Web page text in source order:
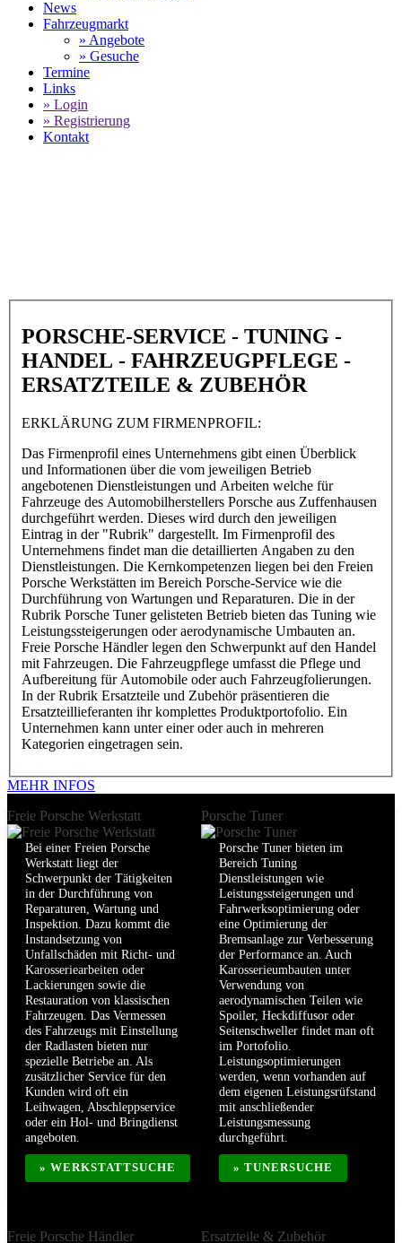
News
Fahrzeugmarkt
» Angebote
» Gesuche
Termine
Links
» Login
» Registrierung
Kontakt
PORSCHE-SERVICE - TUNING -
HANDEL - FAHRZEUGPFLEGE -
ERSATZTEILE & ZUBEHÖR
ERKLÄRUNG ZUM FIRMENPROFIL:
Das Firmenprofil eines Unternehmens gibt einen Überblick
und Informationen über die vom jeweiligen Betrieb
angebotenen Dienstleistungen und Arbeiten welche für
Fahrzeuge des Automobilherstellers Porsche aus Zuffenhausen
durchgeführt werden. Dieses wird durch den jeweiligen
Eintrag in der "Rubrik" dargestellt. Im Firmenprofil des
Unternehmens findet man die detaillierten Angaben zu den
Dienstleistungen. Die Kernkompetenzen liegen bei den Freien
Porsche Werkstätten im Bereich Porsche-Service wie die
Durchführung von Wartungen und Reparaturen. Die in der
Rubrik Porsche Tuner gelisteten Betrieb bieten das Tuning wie
Leistungssteigerungen oder aerodynamische Umbauten an.
Freie Porsche Händler legen den Schwerpunkt auf den Handel
mit Fahrzeugen. Die Fahrzeugpflege umfasst die Pflege und
Aufbereitung für Automobile oder auch Fahrzeugfolierungen.
In der Rubrik Ersatzteile und Zubehör präsentieren die
Ersatzteillieferanten ihr komplettes Produktportofolio. Ein
Unternehmen kann unter einer oder auch in mehreren
Kategorien eingetragen sein.
MEHR INFOS
Freie Porsche Werkstatt
Bei einer Freien Porsche
Werkstatt liegt der
Schwerpunkt der Tätigkeiten
in der Durchführung von
Reparaturen, Wartung und
Inspektion. Dazu kommt die
Instandsetzung von
Unfallschäden mit Richt- und
Karosseriearbeiten oder
Lackierungen sowie die
Restauration von klassischen
Fahrzeugen. Das Vermessen
des Fahrzeugs mit Einstellung
der Radlasten bieten nur
spezielle Betriebe an. Als
zusätzlicher Service für den
Kunden wird oft ein
Leihwagen, Abschleppservice
oder ein Hol- und Bringdienst
angeboten.
» WERKSTATTSUCHE
Porsche Tuner
Porsche Tuner bieten im
Bereich Tuning
Dienstleistungen wie
Leistungssteigerungen und
Fahrwerksoptimierung oder
eine Optimierung der
Bremsanlage zur Verbesserung
der Performance an. Auch
Karosserieumbauten unter
Verwendung von
aerodynamischen Teilen wie
Spoiler, Heckdiffusor oder
Seitenschweller findet man oft
im Portofolio.
Leistungsoptimierungen
werden, wenn vorhanden auf
dem eigenen Leistungsrüfstand
mit anschließender
Leistungsmessung
durchgeführt.
» TUNERSUCHE
Freie Porsche Händler Ersatzteile & Zubehör